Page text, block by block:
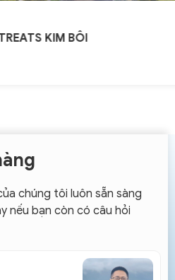
KIM BÔI
chúng tôi luôn sẵn sàng
nếu bạn còn có câu hỏi